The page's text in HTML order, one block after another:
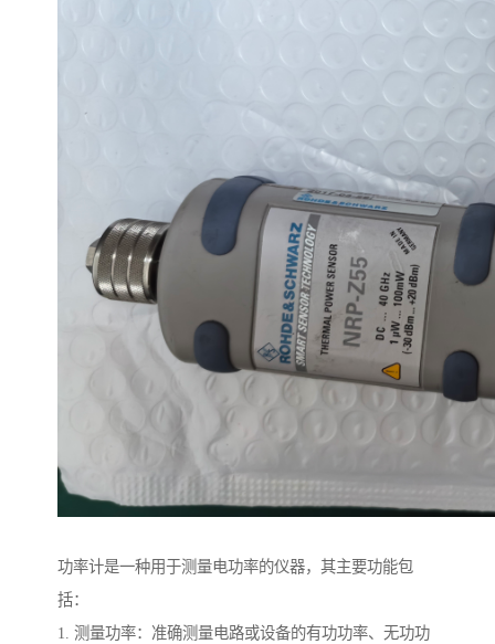
功率计是一种用于测量电功率的仪器，其主要功能包
括：
1. 测量功率：准确测量电路或设备的有功功率、无功功